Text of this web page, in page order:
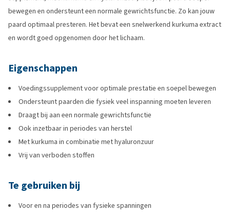
bewegen en ondersteunt een normale gewrichtsfunctie. Zo kan jouw
paard optimaal presteren. Het bevat een snelwerkend kurkuma extract
en wordt goed opgenomen door het lichaam.
Eigenschappen
Voedingssupplement voor optimale prestatie en soepel bewegen
Ondersteunt paarden die fysiek veel inspanning moeten leveren
Draagt bij aan een normale gewrichtsfunctie
Ook inzetbaar in periodes van herstel
Met kurkuma in combinatie met hyaluronzuur
Vrij van verboden stoffen
Te gebruiken bij
Voor en na periodes van fysieke spanningen